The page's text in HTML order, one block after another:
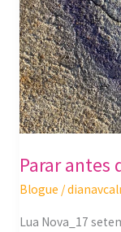
Parar antes
Blogue /
Lua Nova_17